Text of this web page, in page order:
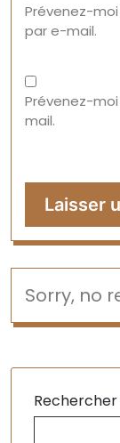
Prévenez-
par e-mail.
Prévenez-
mail.
Sorry, no
Rechercher